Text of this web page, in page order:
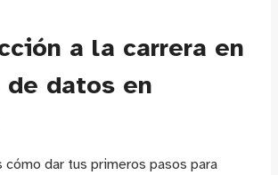
a la carrera en
datos en
cómo dar tus primeros pasos para